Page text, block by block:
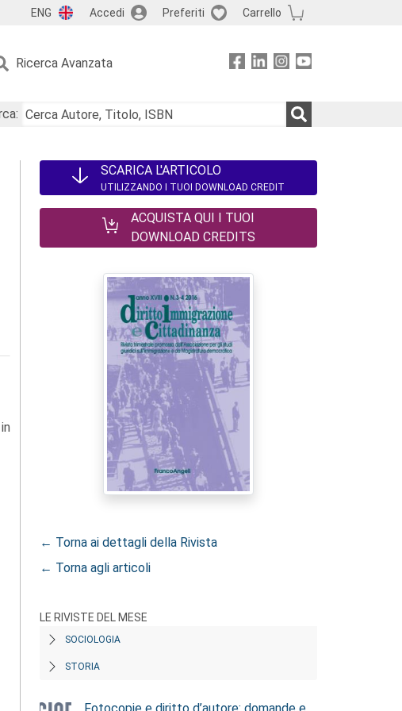
ENG Accedi Preferiti Carrello
Ricerca Avanzata
SCARICA L'ARTICOLO
UTILIZZANDO I TUOI DOWNLOAD CREDIT
ACQUISTA QUI I TUOI
DOWNLOAD CREDITS
← Torna ai dettagli della Rivista
← Torna agli articoli
LE RIVISTE DEL MESE
SOCIOLOGIA
STORIA